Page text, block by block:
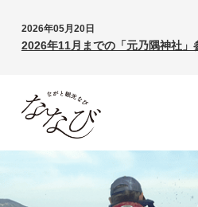
2026年05月20日
2026年11月までの「元乃隅神社」